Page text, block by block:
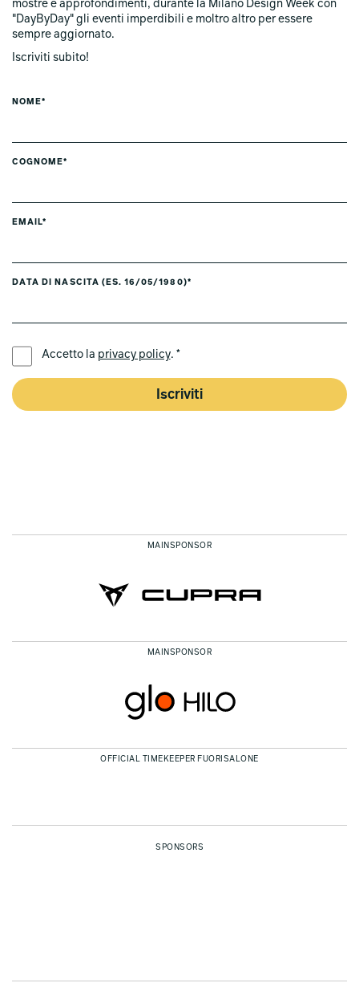
mostre e approfondimenti, durante la Milano Design Week con
"DayByDay" gli eventi imperdibili e moltro altro per essere
sempre aggiornato.
Iscriviti subito!
NOME*
COGNOME*
EMAIL*
DATA DI NASCITA (ES. 16/05/1980)*
Accetto la privacy policy. *
Iscriviti
MAINSPONSOR
MAINSPONSOR
OFFICIAL TIMEKEEPER FUORISALONE
SPONSORS